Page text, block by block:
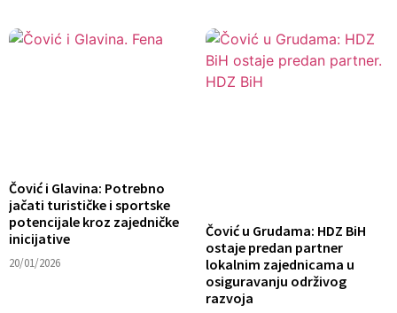
Čović i Glavina: Potrebno
jačati turističke i sportske
potencijale kroz zajedničke
inicijative
20/01/2026
Čović u Grudama: HDZ BiH
ostaje predan partner
lokalnim zajednicama u
osiguravanju održivog
razvoja